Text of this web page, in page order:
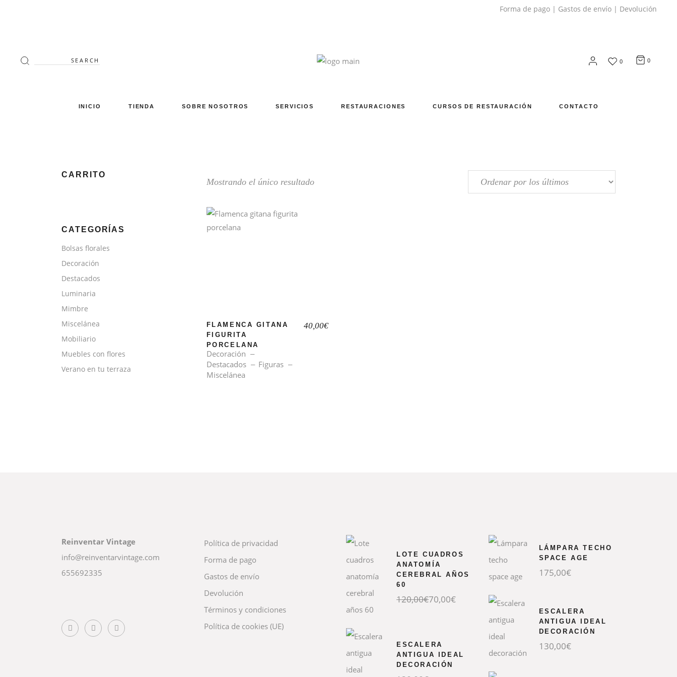
Forma de pago | Gastos de envío | Devolución
Search
for: 0 0
INICIO TIENDA SOBRE NOSOTROS SERVICIOS RESTAURACIONES CURSOS DE RESTAURACIÓN CONTACTO
Mostrando el único resultado
FLAMENCA GITANA
FIGURITA
PORCELANA
Decoración
Destacados
Figuras
Miscelánea
40,00€
CARRITO
CATEGORÍAS
Bolsas florales
Decoración
Destacados
Luminaria
Mimbre
Miscelánea
Mobiliario
Muebles con flores
Verano en tu terraza
Reinventar Vintage
info@reinventarvintage.com
655692335
Política de privacidad
Forma de pago
Gastos de envío
Devolución
Términos y condiciones
Política de cookies (UE)
LOTE CUADROS
ANATOMÍA
CEREBRAL AÑOS
60
120,00€
El
precio
70,00€
El
precio
ESCALERA
ANTIGUA IDEAL
DECORACIÓN
LÁMPARA TECHO
SPACE AGE
175,00€
ESCALERA
ANTIGUA IDEAL
DECORACIÓN
130,00€